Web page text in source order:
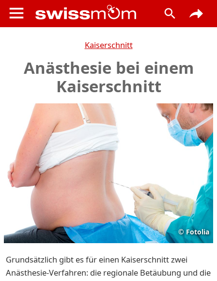
Kaiserschnitt
Anästhesie bei einem
Kaiserschnitt
© Fotolia
Grundsätzlich gibt es für einen Kaiserschnitt zwei
Anästhesie-Verfahren: die regionale Betäubung und die